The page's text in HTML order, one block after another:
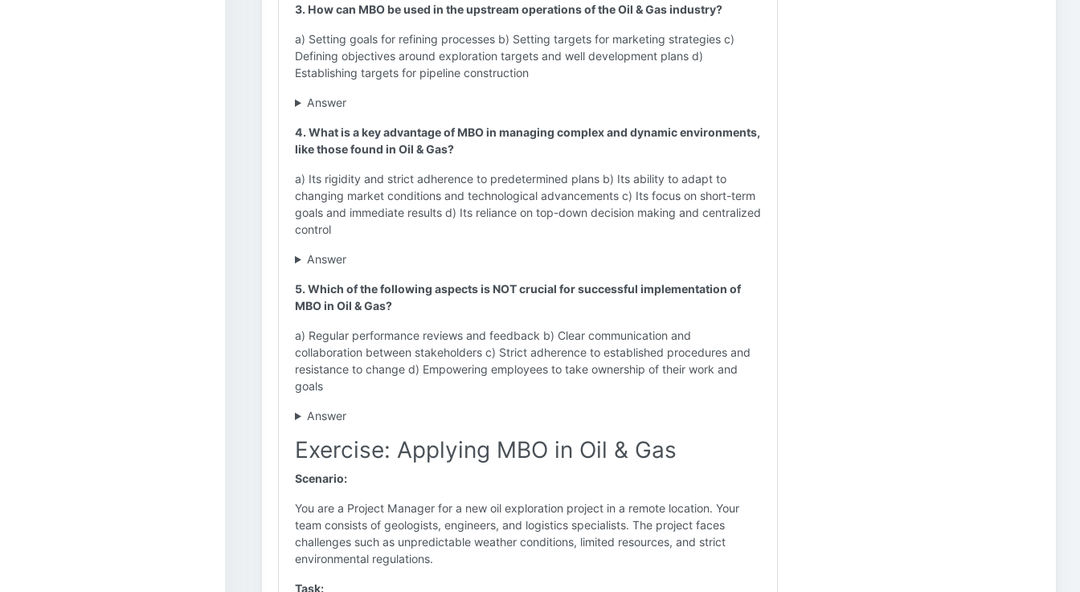
3. How can MBO be used in the upstream operations of the Oil & Gas industry?
a) Setting goals for refining processes b) Setting targets for marketing strategies c)
Defining objectives around exploration targets and well development plans d)
Establishing targets for pipeline construction
Answer
4. What is a key advantage of MBO in managing complex and dynamic environments,
like those found in Oil & Gas?
a) Its rigidity and strict adherence to predetermined plans b) Its ability to adapt to
changing market conditions and technological advancements c) Its focus on short-term
goals and immediate results d) Its reliance on top-down decision making and centralized
control
Answer
5. Which of the following aspects is NOT crucial for successful implementation of
MBO in Oil & Gas?
a) Regular performance reviews and feedback b) Clear communication and
collaboration between stakeholders c) Strict adherence to established procedures and
resistance to change d) Empowering employees to take ownership of their work and
goals
Answer
Exercise: Applying MBO in Oil & Gas
Scenario:
You are a Project Manager for a new oil exploration project in a remote location. Your
team consists of geologists, engineers, and logistics specialists. The project faces
challenges such as unpredictable weather conditions, limited resources, and strict
environmental regulations.
Task: